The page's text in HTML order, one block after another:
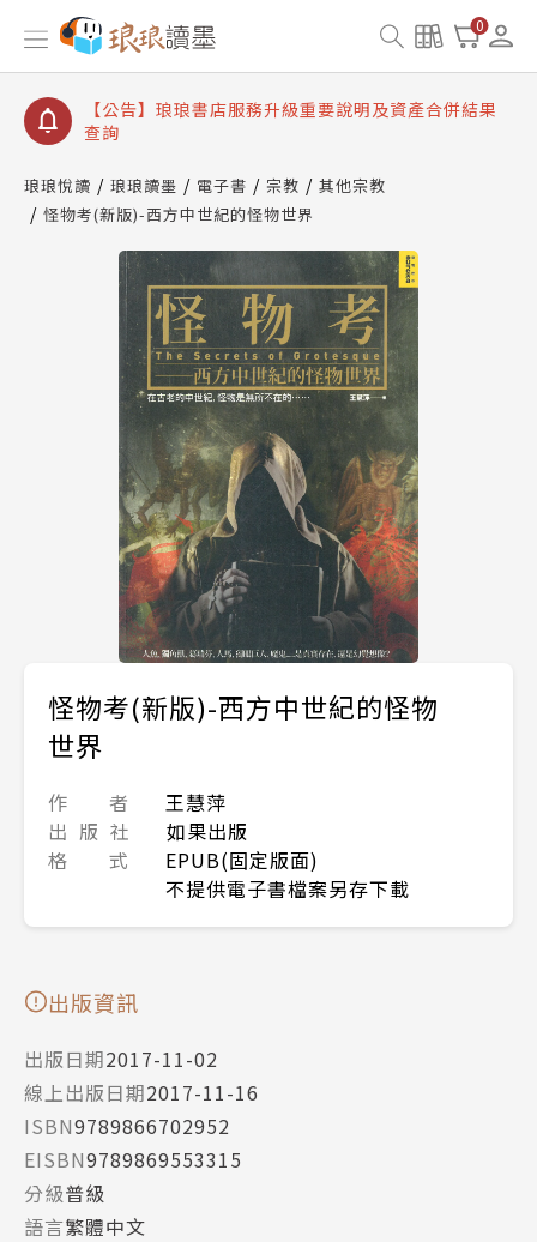
0
【公告】琅琅讀墨書櫃開通常見問題
【公告】琅琅讀墨 3 分鐘完成書櫃開通與資產合併申
【公告】琅琅書店服務升級重要說明及資產合併結果
查詢
琅琅悅讀 琅琅讀墨 電子書 宗教
其他宗教
怪物考(新版)-西方中世紀的怪物世界
怪物考(新版)-西方中世紀的怪物
世界
作 者
王慧萍
出 版 社
如果出版
格 式
EPUB(固定版面)
不提供電子書檔案另存下載
出版資訊
出版日期2017-11-02
線上出版日期2017-11-16
ISBN9789866702952
EISBN9789869553315
分級普級
語言繁體中文